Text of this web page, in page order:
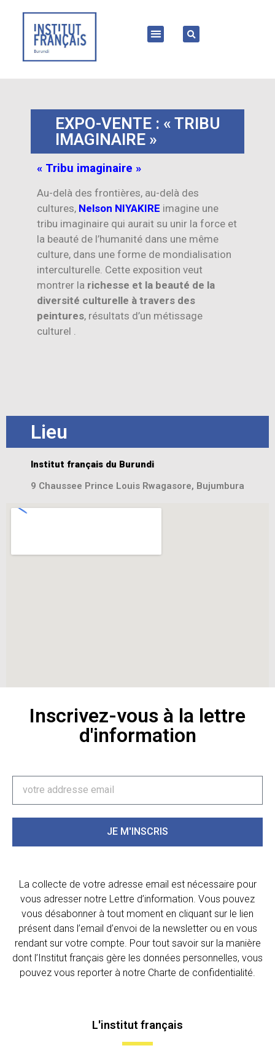
EXPO-VENTE : « TRIBU
IMAGINAIRE »
« Tribu imaginaire »
Au-delà des frontières, au-delà des
cultures, Nelson NIYAKIRE imagine une
tribu imaginaire qui aurait su unir la force et
la beauté de l’humanité dans une même
culture, dans une forme de mondialisation
interculturelle. Cette exposition veut
montrer la richesse et la beauté de la
diversité culturelle à travers des
peintures, résultats d’un métissage
culturel .
Lieu
Institut français du Burundi
9 Chaussee Prince Louis Rwagasore, Bujumbura
Inscrivez-vous à la lettre
d'information
JE M'INSCRIS
La collecte de votre adresse email est nécessaire pour
vous adresser notre Lettre d’information. Vous pouvez
vous désabonner à tout moment en cliquant sur le lien
présent dans l’email d’envoi de la newsletter ou en vous
rendant sur votre compte. Pour tout savoir sur la manière
dont l’Institut français gère les données personnelles, vous
pouvez vous reporter à notre Charte de confidentialité.
L'institut français